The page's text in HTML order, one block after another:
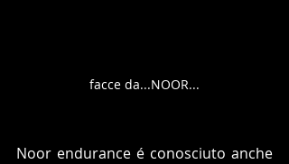
facce da...NOOR...
Noor endurance é conosciuto anche